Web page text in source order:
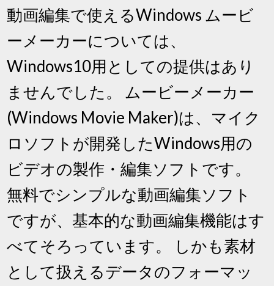
動画編集で使えるWindows ムービ
ーメーカーについては、
Windows10用としての提供はあり
ませんでした。 ムービーメーカー
(Windows Movie Maker)は、マイク
ロソフトが開発したWindows用の
ビデオの製作・編集ソフトです。
無料でシンプルな動画編集ソフト
ですが、基本的な動画編集機能はす
べてそろっています。 しかも素材
として扱えるデータのフォーマッ